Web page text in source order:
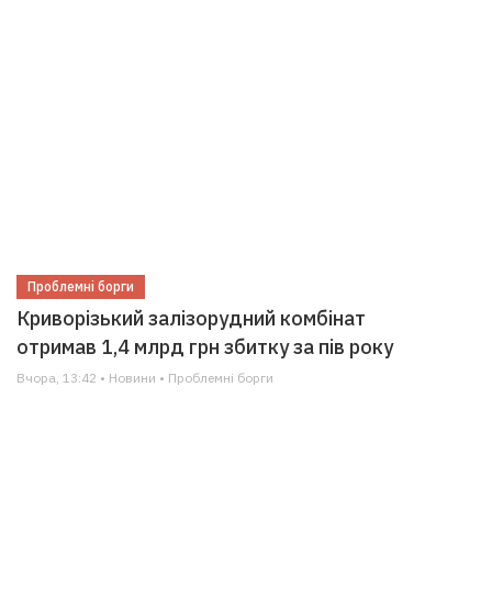
Проблемні борги
Криворізький залізорудний комбінат
отримав 1,4 млрд грн збитку за пів року
Вчора, 13:42 • Новини • Проблемні борги